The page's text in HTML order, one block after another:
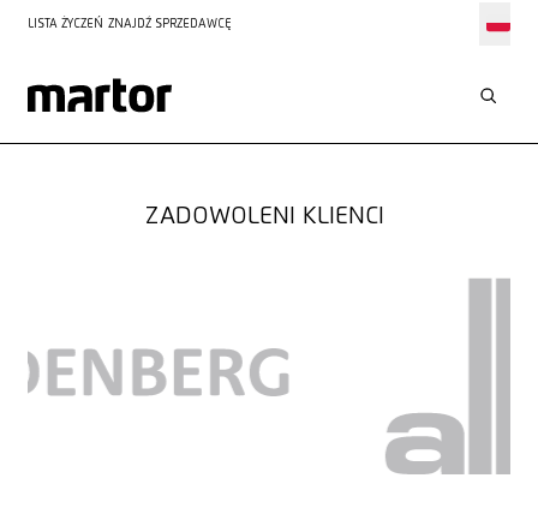
LISTA ŻYCZEŃ ZNAJDŹ SPRZEDAWCĘ
ZADOWOLENI KLIENCI